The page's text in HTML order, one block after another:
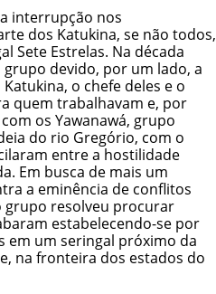
interrupção nos
dos Katukina, se não todos,
Sete Estrelas. Na década
devido, por um lado, a
o chefe deles e o
quem trabalhavam e, por
os Yawanawá, grupo
do rio Gregório, com o
entre a hostilidade
Em busca de mais um
a eminência de conflitos
grupo resolveu procurar
estabelecendo-se por
em um seringal próximo da
na fronteira dos estados do